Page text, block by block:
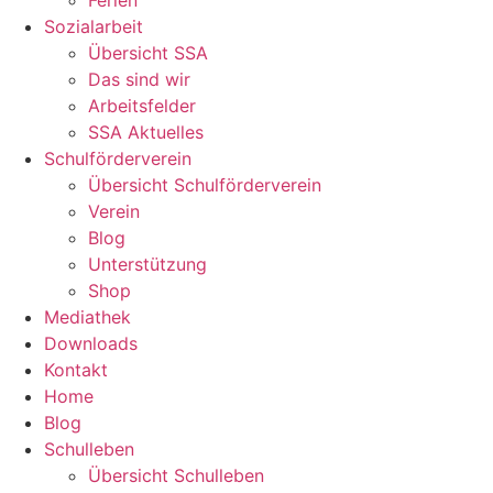
Sozialarbeit
Übersicht SSA
Das sind wir
Arbeitsfelder
SSA Aktuelles
Schulförderverein
Übersicht Schulförderverein
Verein
Blog
Unterstützung
Shop
Mediathek
Downloads
Kontakt
Home
Blog
Schulleben
Übersicht Schulleben